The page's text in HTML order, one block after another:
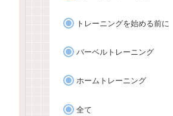
トレーニングを始める前に
バーベルトレーニング
ホームトレーニング
全て